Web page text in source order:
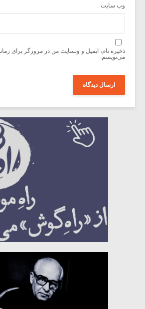
وب‌ سایت
ذخیره نام، ایمیل و وبسایت من در مرورگر برای
می‌نویسم.